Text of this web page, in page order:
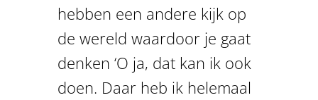
hebben een andere kijk op
de wereld waardoor je gaat
denken ‘O ja, dat kan ik ook
doen. Daar heb ik helemaal